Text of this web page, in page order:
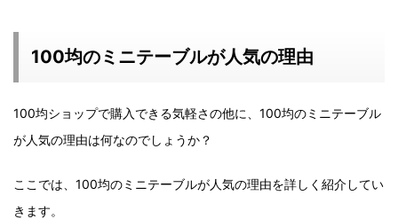
100均のミニテーブルが人気の理由
100均ショップで購入できる気軽さの他に、100均のミニテーブル
が人気の理由は何なのでしょうか？
ここでは、100均のミニテーブルが人気の理由を詳しく紹介してい
きます。